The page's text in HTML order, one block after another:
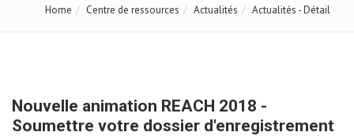
Home Centre de ressources Actualités Actualités - Détail
Nouvelle animation REACH 2018 -
Soumettre votre dossier d'enregistrement